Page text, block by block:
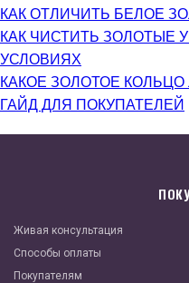
КАК ОТЛИЧИТЬ БЕЛОЕ
КАК ЧИСТИТЬ ЗОЛОТЫЕ
УСЛОВИЯХ
КАКОЕ ЗОЛОТОЕ
ГАЙД ДЛЯ ПОКУПАТЕЛЕЙ
Живая консультация
Способы оплаты
Покупателям